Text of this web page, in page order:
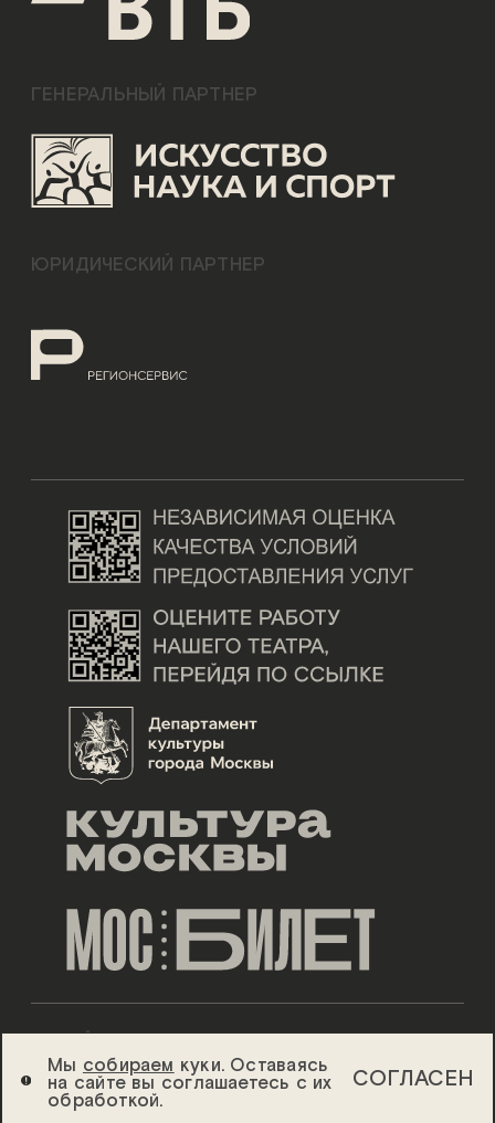
ГЕНЕРАЛЬНЫЙ ПАРТНЕР
ЮРИДИЧЕСКИЙ ПАРТНЕР
2026 ©ТЕАТР «СОВРЕМЕННИК»
ДИЗАЙН ESH GRUPPA
Мы собираем куки. Оставаясь
на сайте вы соглашаетесь с их
обработкой.
СОГЛАСЕН